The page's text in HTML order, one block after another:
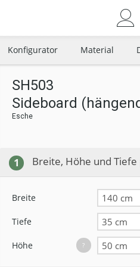
Angemeldet
Neuer Kunde? Jetzt
Konfigurator Material
SH503
Sideboard
Esche
1 Breite, Höhe und Tiefe
Breite
Tiefe
Höhe ?